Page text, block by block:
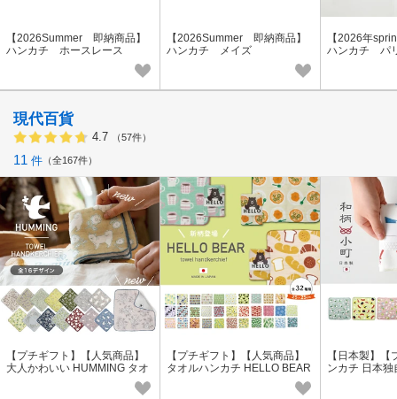
【2026Summer 即納商品】
ハンカチ ホースレース
【2026Summer 即納商品】
ハンカチ メイズ
【2026年
ハンカチ パ
現代百貨
4.7 （57件）
11 件 全167件
【プチギフト】【人気商品】
大人かわいい HUMMING タオ
ルハンカチ【日本製】【定番
【プチギフト】【人気商品】
タオルハンカチ HELLO BEAR
【日本製】
ンカチ 日本